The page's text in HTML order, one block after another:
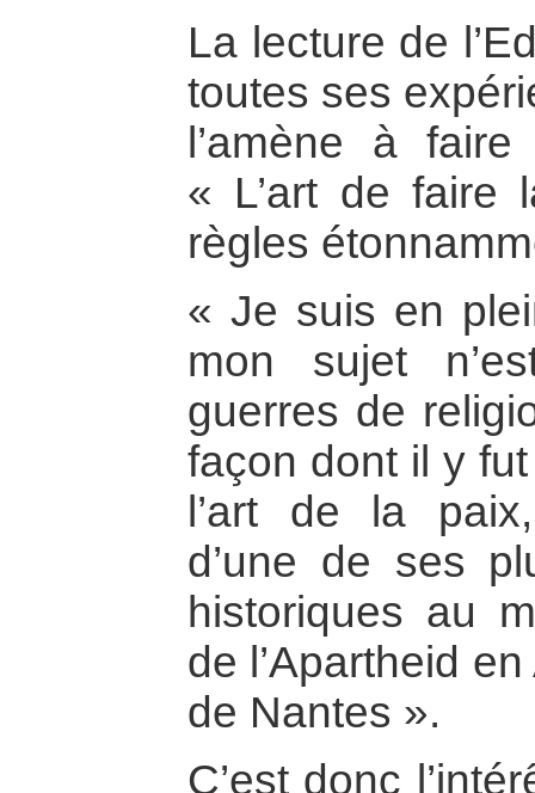
La lecture de
toutes ses
l’amène à
« L’art de faire
règles
« Je suis en
mon sujet
guerres de
façon dont il y
l’art de la
d’une de ses
historiques au
de l’Apartheid
de Nantes ».
C’est donc